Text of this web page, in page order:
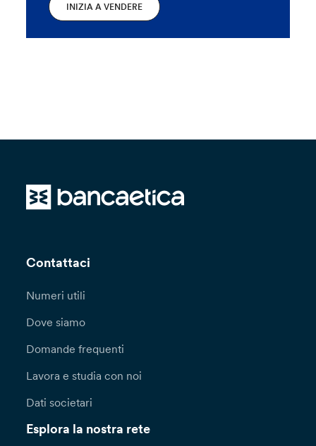
INIZIA A VENDERE
Contattaci
Numeri utili
Dove siamo
Domande frequenti
Lavora e studia con noi
Dati societari
Esplora la nostra rete